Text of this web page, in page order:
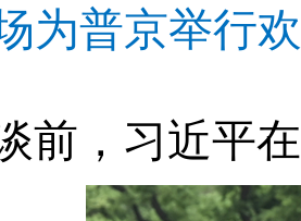
为普京举行
前，习近平